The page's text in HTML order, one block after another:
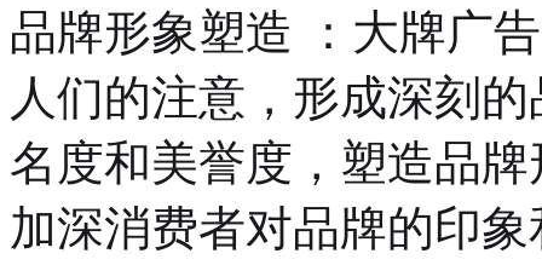
品牌形象塑造 ：大牌广
人们的注意，形成深刻
名度和美誉度，塑造品
加深消费者对品牌的印